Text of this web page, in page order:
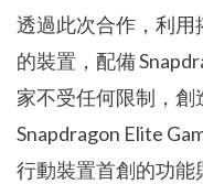
透過此次合作，利用
的裝置，配備
家不受任何限制，創
Snapdragon Elite
行動裝置首創的功